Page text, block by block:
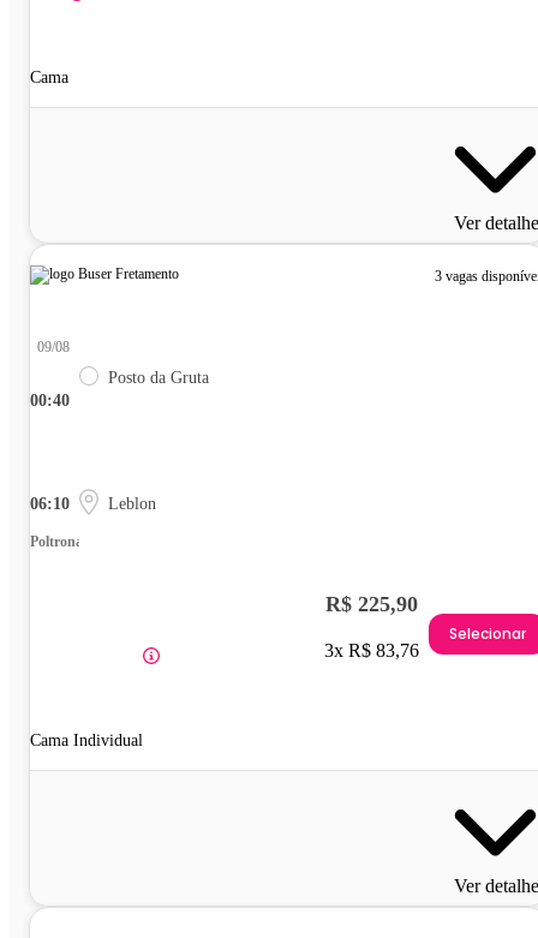
Cama
Ver
3 vagas
00:40
09/08
Posto da Gruta
06:10 Leblon
Poltrona
Cama Individual
R$ 225,90
3x R$ 83,76
Selecionar
Ver